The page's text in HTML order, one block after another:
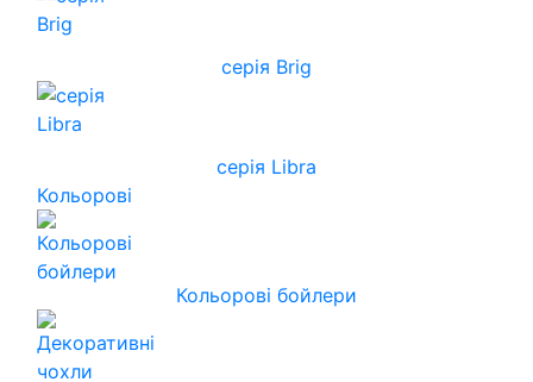
серія Brig
серія Libra
Кольорові
Кольорові бойлери